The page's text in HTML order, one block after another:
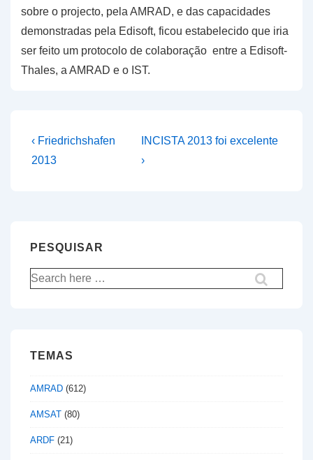
sobre o projecto, pela AMRAD, e das capacidades
demonstradas pela Edisoft, ficou estabelecido que iria
ser feito um protocolo de colaboração entre a Edisoft-
Thales, a AMRAD e o IST.
Navegação
de
Previous
Post
‹ Friedrichshafen
2013
Next
Post
INCISTA 2013 foi excelente
›
PESQUISAR
Pesquisar
por:
TEMAS
AMRAD (612)
AMSAT (80)
ARDF (21)